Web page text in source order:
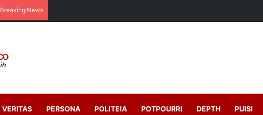
Breaking News
VERITAS PERSONA POLITEIA POTPOURRI DEPTH PUISI